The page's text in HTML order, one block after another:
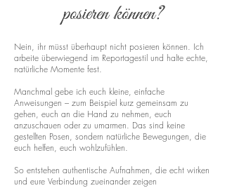
posieren können?
Nein, ihr müsst überhaupt nicht posieren können. Ich
arbeite überwiegend im Reportagestil und halte echte,
natürliche Momente fest.
Manchmal gebe ich euch kleine, einfache
Anweisungen – zum Beispiel kurz gemeinsam zu
gehen, euch an die Hand zu nehmen, euch
anzuschauen oder zu umarmen. Das sind keine
gestellten Posen, sondern natürliche Bewegungen, die
euch helfen, euch wohlzufühlen.
So entstehen authentische Aufnahmen, die echt wirken
und eure Verbindung zueinander zeigen